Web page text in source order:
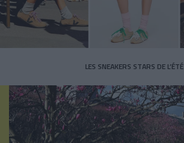
LES SNEAKERS STARS DE L’ÉTÉ